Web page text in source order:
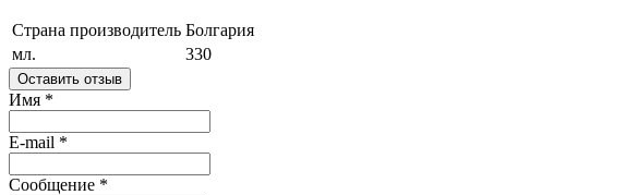
Страна производитель Болгария
мл.
330
Оставить отзыв
Имя *
E-mail *
Сообщение *